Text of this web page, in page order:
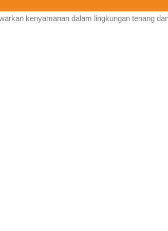
kenyamanan dalam lingkungan tenang